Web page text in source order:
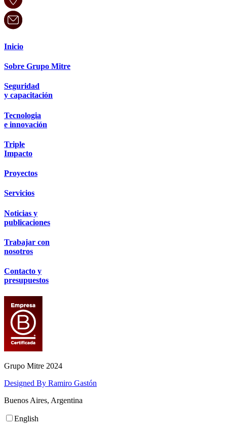
Inicio
Sobre Grupo Mitre
Seguridad
y capacitación
Tecnologia
e innovación
Triple
Impacto
Proyectos
Servicios
Noticias y
publicaciones
Trabajar con
nosotros
Contacto y
presupuestos
Grupo Mitre 2024
Designed By Ramiro Gastón
Buenos Aires, Argentina
English